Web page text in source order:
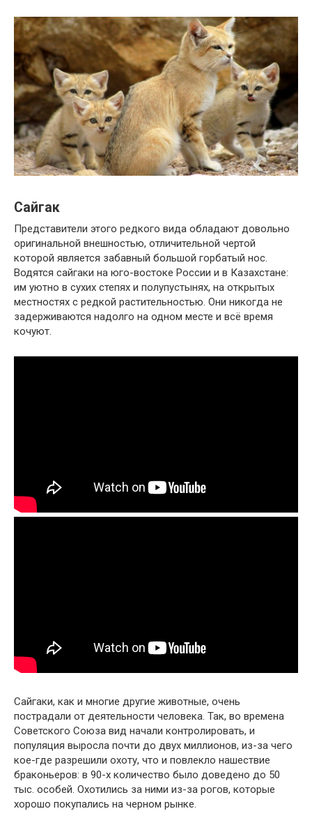
Сайгак
Представители этого редкого вида обладают довольно
оригинальной внешностью, отличительной чертой
которой является забавный большой горбатый нос.
Водятся сайгаки на юго-востоке России и в Казахстане:
им уютно в сухих степях и полупустынях, на открытых
местностях с редкой растительностью. Они никогда не
задерживаются надолго на одном месте и всё время
кочуют.
Сайгаки, как и многие другие животные, очень
пострадали от деятельности человека. Так, во времена
Советского Союза вид начали контролировать, и
популяция выросла почти до двух миллионов, из-за чего
кое-где разрешили охоту, что и повлекло нашествие
браконьеров: в 90-х количество было доведено до 50
тыс. особей. Охотились за ними из-за рогов, которые
хорошо покупались на черном рынке.